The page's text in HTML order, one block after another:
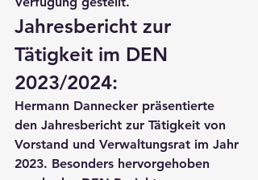
Jahresbericht zur
Tätigkeit im DEN
2023/2024:
Hermann Dannecker präsentierte
den Jahresbericht zur Tätigkeit von
Vorstand und Verwaltungsrat im Jahr
2023. Besonders hervorgehoben